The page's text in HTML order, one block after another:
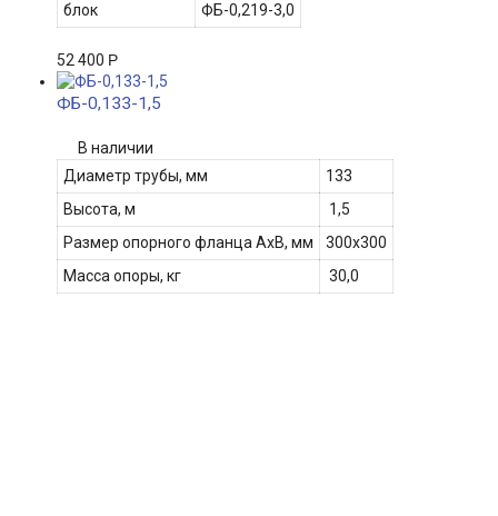
блок
ФБ-0,219-3,0
52 400 Р
ФБ-0,133-1,5
В наличии
Диаметр трубы, мм
133
Высота, м
1,5
Размер опорного фланца АхВ, мм
300х300
Масса опоры, кг
30,0